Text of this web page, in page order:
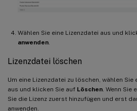
Wählen Sie eine Lizenzdatei aus und
anwenden.
Lizenzdatei löschen
Um eine Lizenzdatei zu löschen, wählen Sie
aus und klicken Sie auf Löschen. Wenn Sie
Sie die Lizenz zuerst hinzufügen und erst
anwenden.